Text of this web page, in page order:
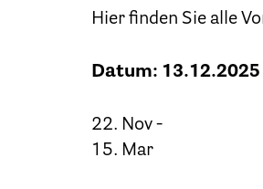
Hier finden Sie alle
Datum: 13.12.2025
22. Nov -
15. Mar